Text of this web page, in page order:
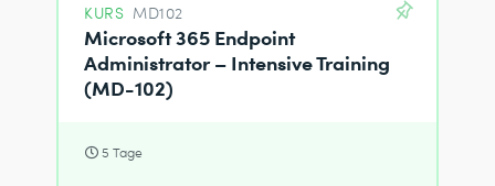
KURS MD102
Microsoft 365 Endpoint
Administrator – Intensive Training
(MD-102)
5 Tage